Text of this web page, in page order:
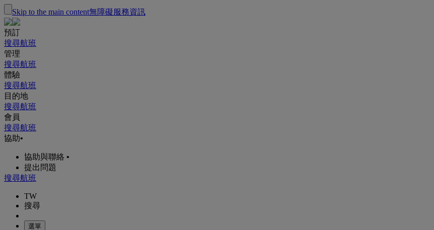
Skip to the main content無障礙服務資訊
預訂
搜尋航班
管理
搜尋航班
體驗
搜尋航班
目的地
搜尋航班
會員
搜尋航班
協助•
協助與聯絡 •
提出問題
搜尋航班
TW
搜尋
選單